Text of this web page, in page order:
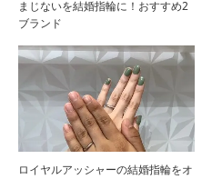
まじないを結婚指輪に！おすすめ2
ブランド
ロイヤルアッシャーの結婚指輪をオ